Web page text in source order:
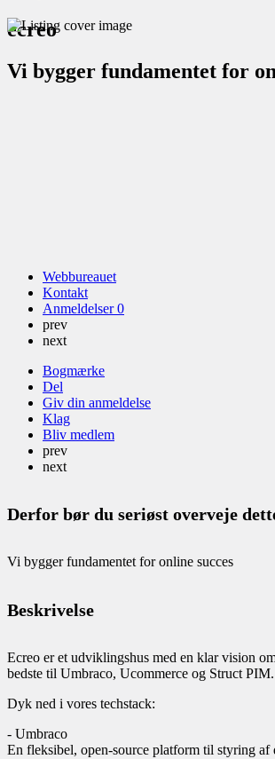
ecreo
Vi bygger fundamentet for
Webbureauet
Kontakt
Anmeldelser0
prev
next
Bogmærke
Del
Giv din anmeldelse
Klag
Bliv medlem
prev
next
Derfor bør du seriøst overveje
Vi bygger fundamentet for online succes
Beskrivelse
Ecreo er et udviklingshus med en klar vision
bedste til Umbraco, Ucommerce og Struct PIM.
Dyk ned i vores techstack:
- Umbraco
En fleksibel, open-source platform til styring